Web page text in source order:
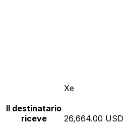
Xe
Il destinatario
riceve
26,664.00 USD